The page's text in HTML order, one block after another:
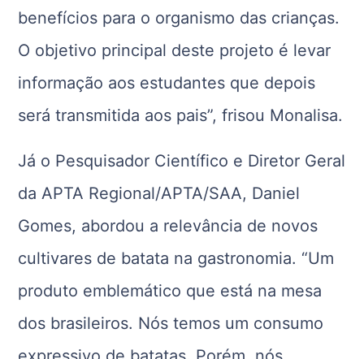
benefícios para o organismo das crianças.
O objetivo principal deste projeto é levar
informação aos estudantes que depois
será transmitida aos pais”, frisou Monalisa.
Já o Pesquisador Científico e Diretor Geral
da APTA Regional/APTA/SAA, Daniel
Gomes, abordou a relevância de novos
cultivares de batata na gastronomia. “Um
produto emblemático que está na mesa
dos brasileiros. Nós temos um consumo